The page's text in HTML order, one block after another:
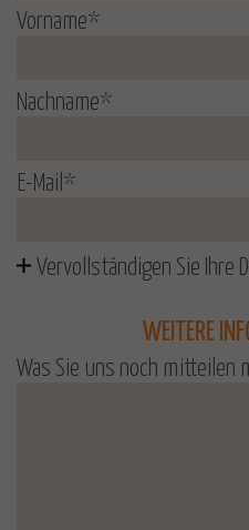
Vorname*
Nachname*
E-Mail *
Vervollständigen Sie Ihre
WEITERE
Was Sie uns noch mitteilen